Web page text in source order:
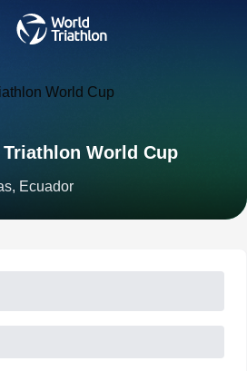
Triathlon World Cup
Ecuador